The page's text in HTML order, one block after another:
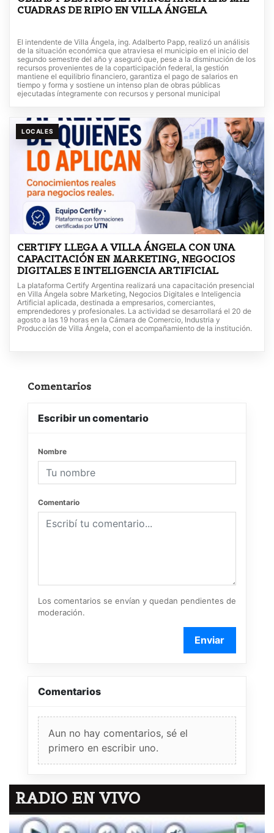
CUADRAS DE RIPIO EN VILLA ÁNGELA
El intendente de Villa Ángela, ing. Adalberto Papp, realizó un análisis
de la situación económica que atraviesa el municipio en el inicio del
segundo semestre del año y aseguró que, pese a la disminución de los
recursos provenientes de la coparticipación federal, la gestión
mantiene el equilibrio financiero, garantiza el pago de salarios en
tiempo y forma y sostiene un intenso plan de obras públicas
ejecutadas íntegramente con recursos y personal municipal
LOCALES
CERTIFY LLEGA A VILLA ÁNGELA CON UNA
CAPACITACIÓN EN MARKETING, NEGOCIOS
DIGITALES E INTELIGENCIA ARTIFICIAL
La plataforma Certify Argentina realizará una capacitación presencial
en Villa Ángela sobre Marketing, Negocios Digitales e Inteligencia
Artificial aplicada, destinada a empresarios, comerciantes,
emprendedores y profesionales. La actividad se desarrollará el 20 de
agosto a las 19 horas en la Cámara de Comercio, Industria y
Producción de Villa Ángela, con el acompañamiento de la institución.
Comentarios
Escribir un comentario
Nombre
Comentario
Los comentarios se envían y quedan pendientes de
moderación.
Enviar
Comentarios
Aun no hay comentarios, sé el
primero en escribir uno.
RADIO EN VIVO